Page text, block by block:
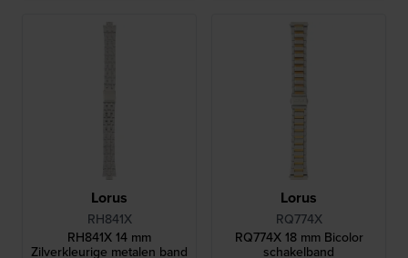
Lorus
RH841X
RH841X 14 mm
Zilverkleurige metalen band
Lorus
RQ774X
RQ774X 18 mm Bicolor
schakelband